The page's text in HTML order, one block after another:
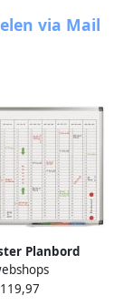
Planbord
jaarplanner
60x90cm